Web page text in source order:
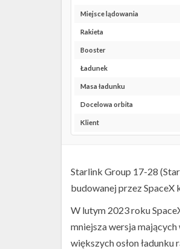
Miejsce lądowania
Rakieta
Booster
Ładunek
Masa ładunku
Docelowa orbita
Klient
Starlink Group 17-28
budowanej przez SpaceX
W lutym 2023 roku
mniejsza wersja
większych osłon